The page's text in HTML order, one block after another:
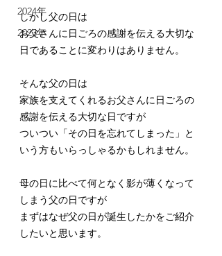
2024年
2023年
しかし父の日は
お父さんに日ごろの感謝を伝える大切な
日であることに変わりはありません。
そんな父の日は
家族を支えてくれるお父さんに日ごろの
感謝を伝える大切な日ですが
ついつい「その日を忘れてしまった」と
いう方もいらっしゃるかもしれません。
母の日に比べて何となく影が薄くなって
しまう父の日ですが
まずはなぜ父の日が誕生したかをご紹介
したいと思います。